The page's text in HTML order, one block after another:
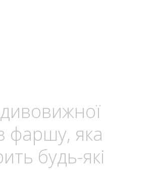
фаршу, яка
будь-які